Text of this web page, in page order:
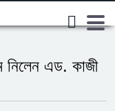
নিলেন এড. কাজী